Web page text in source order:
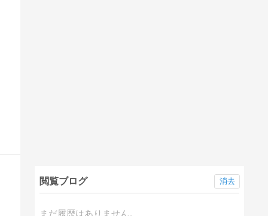
閲覧ブログ
まだ履歴はありません。
消去